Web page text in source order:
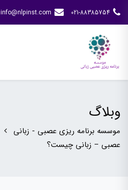
021-88385754
info@nlpinst.com
وبلاگ
موسسه برنامه ریزی عصبی - زبانی
عصبی – زبانی چیست؟